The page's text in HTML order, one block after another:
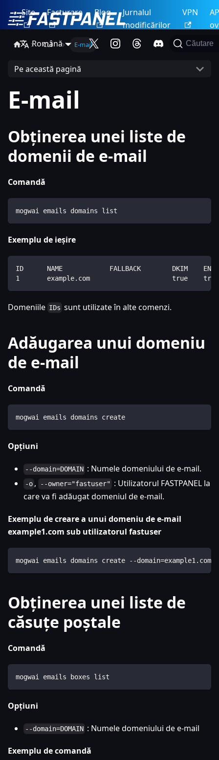
Site Facturare Blog
Jurnalul
modificărilor
VPN
Română
Căutare
CLI E-mail
Pe această pagină
E-mail
Obținerea unei liste de
domenii de e-mail
Comandă
mogwai emails domains list
Exemplu de ieșire
ID      NAME            FALLBACK        DKIM
1       example.com                     true    true
Domeniile IDs sunt utilizate în alte comenzi.
Adăugarea unui domeniu
de e-mail
Comandă
mogwai emails domains create
Opțiuni
--domain=DOMAIN : Numele domeniului de e-mail.
-o , --owner="fastuser" : Utilizatorul FASTPANEL la
care va fi adăugat domeniul de e-mail.
Exemplu de creare a unui domeniu de e-mail
example1.com sub utilizatorul fastuser
mogwai emails domains create --
Obținerea unei liste de
căsuțe poștale
Comandă
mogwai emails boxes list
Opțiuni
--domain=DOMAIN : Numele domeniului de e-mail
Exemplu de comandă